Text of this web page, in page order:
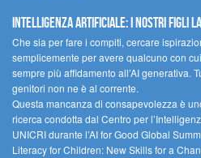
Intelligenza artificiale: i nostri figli la
Che sia per fare i compiti, cercare
semplicemente per avere qualcuno con
sempre più affidamento all’AI generativa.
genitori non ne è al corrente.
Questa mancanza di consapevolezza è
ricerca condotta dal Centro per
UNICRI durante l’AI for Good Global
Literacy for Children: New Skills for a